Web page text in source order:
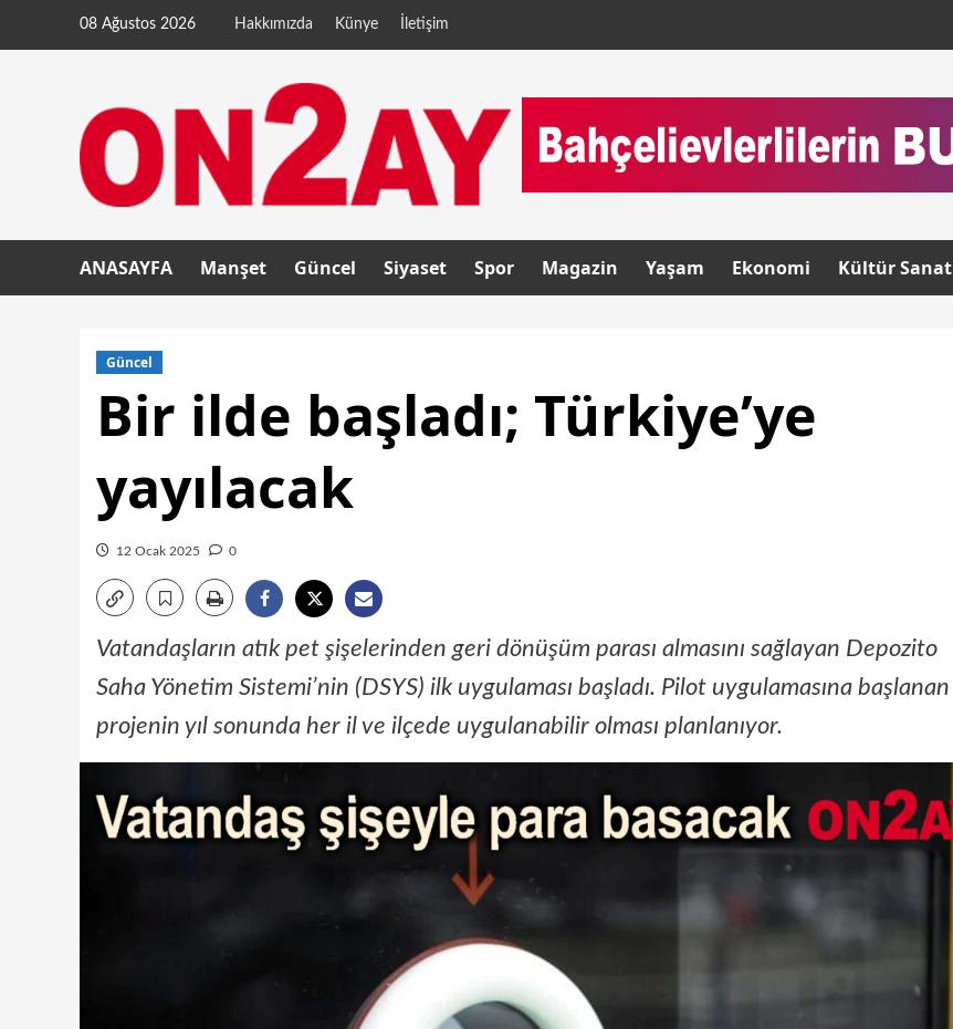
08 Ağustos 2026 Hakkımızda Künye İletişim
ANASAYFA Manşet Güncel Siyaset Spor Magazin Yaşam Ekonomi Kültür Sanat
Güncel
Bir ilde başladı; Türkiye’ye
yayılacak
12 Ocak 2025 0
Vatandaşların atık pet şişelerinden geri dönüşüm parası almasını sağlayan Depozito
Saha Yönetim Sistemi’nin (DSYS) ilk uygulaması başladı. Pilot uygulamasına başlanan
projenin yıl sonunda her il ve ilçede uygulanabilir olması planlanıyor.